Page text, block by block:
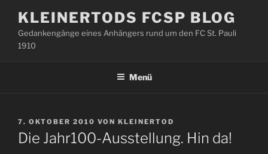
Inhalt
springen
KLEINERTODS FCSP BLOG
Gedankengänge eines Anhängers rund um den FC St. Pauli
1910
Menü
VERÖFFENTLICHT
AM
7. OKTOBER 2010 VON KLEINERTOD
Die Jahr100-Ausstellung. Hin da!